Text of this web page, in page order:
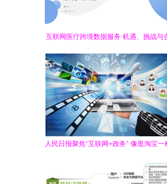
互联网医疗跨境数据服务 机遇、挑战与
人民日报聚焦“互联网+政务” 像逛淘宝一
服务创新